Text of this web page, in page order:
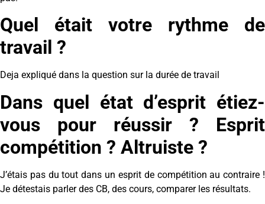
Quel était votre rythme de
travail ?
Deja expliqué dans la question sur la durée de travail
Dans quel état d’esprit étiez-
vous pour réussir ? Esprit
compétition ? Altruiste ?
J’étais pas du tout dans un esprit de compétition au contraire !
Je détestais parler des CB, des cours, comparer les résultats.